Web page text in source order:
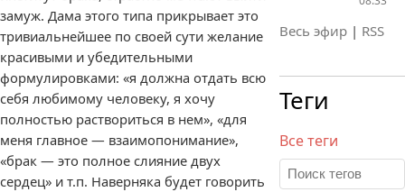
замуж. Дама этого типа прикрывает это
тривиальнейшее по своей сути желание
красивыми и убедительными
формулировками: «я должна отдать всю
себя любимому человеку, я хочу
полностью раствориться в нем», «для
меня главное — взаимопонимание»,
«брак — это полное слияние двух
сердец» и т.п. Наверняка будет говорить
Весь эфир | RSS
Теги
Все теги